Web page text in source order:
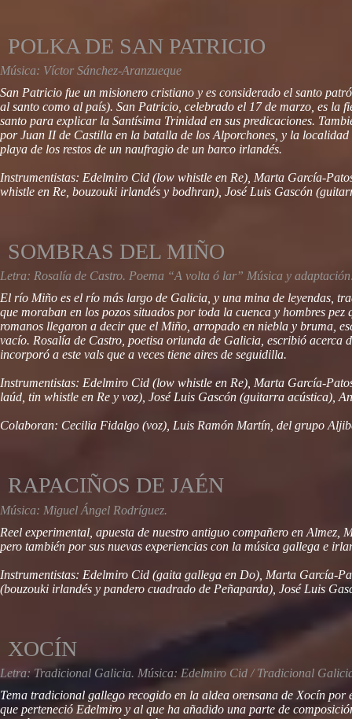
POLKA DE SAN PATRICIO
Música: Víctor Sánchez-Aranzueque
San Patricio fue un misionero cristiano y es considerado el santo
al santo como al país). San Patricio, celebrado el 17 de marzo, es la
santo para explicar la Santísima Trinidad en sus predicaciones.
por Juan II de Castilla en la batalla de los Alporchones, y la
playa de los restos de un naufragio de un barco irlandés.
Instrumentistas: Edelmiro Cid (low whistle en Re), Marta García-
whistle en Re, bouzouki irlandés y bodhran), José Luis Gascón
SOMBRAS DEL MIÑO
Letra: Rosalía de Castro. Poema “A volta ó lar” Música y
El río Miño es el río más largo de Galicia, y una mina de leyendas,
que moraban en los pozos situados por toda la cuenca y hombres
romanos llegaron a decir que el Miño, arropado en niebla y bruma,
vacío. Rosalía de Castro, poetisa oriunda de Galicia, escribió
incorporó a este vals que a veces tiene aires de seguidilla.
Instrumentistas: Edelmiro Cid (low whistle en Re), Marta García-
laúd, tin whistle en Re y voz), José Luis Gascón (guitarra acústica),
Colaboran: Cecilia Fidalgo (voz), Luis Ramón Martín, del grupo
RAPACIÑOS DE JAÉN
Música: Miguel Ángel Rodríguez.
Reel experimental, apuesta de nuestro antiguo compañero en
pero también por sus nuevas experiencias con la música gallega e
Instrumentistas: Edelmiro Cid (gaita gallega en Do), Marta García-
(bouzouki irlandés y pandero cuadrado de Peñaparda), José Luis
XOCÍN
Letra: Tradicional Galicia. Música: Edelmiro Cid / Tradicional
Tema tradicional gallego recogido en la aldea orensana de Xocín
que perteneció Edelmiro y al que ha añadido una parte de